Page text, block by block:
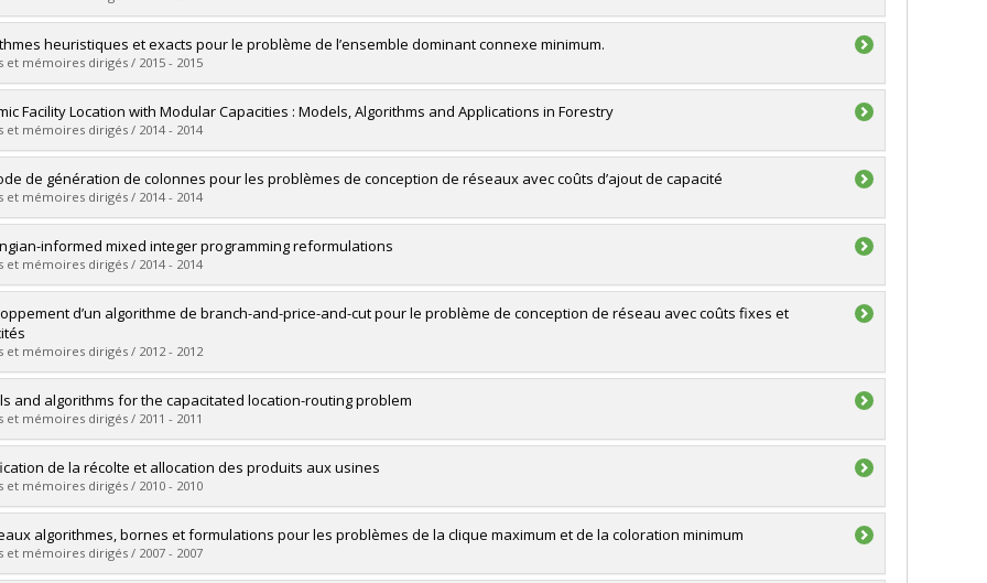
:M. Sc.
le document dans Papyrus
: Klok, Zacharie-Francis
Master's
:M. Sc.
le document dans Papyrus
heuristiques et exacts pour le problème de l’ensemble dominant connexe minimum.
et mémoires dirigés / 2015 - 2015
:Soualah, Sofiane
Master's
:M. Sc.
le document dans Papyrus
Facility Location with Modular Capacities : Models, Algorithms and Applications in Forestry
et mémoires dirigés / 2014 - 2014
:Jena, Sanjay Dominik
Doctoral
:Ph. D.
le document dans Papyrus
de génération de colonnes pour les problèmes de conception de réseaux avec coûts d’ajout de capacité
et mémoires dirigés / 2014 - 2014
:El Filali, Souhaïla
Master's
:M. Sc.
le document dans Papyrus
informed mixed integer programming reformulations
et mémoires dirigés / 2014 - 2014
:Khuong, Paul Virak
Doctoral
:Ph. D.
le document dans Papyrus
d’un algorithme de branch-and-price-and-cut pour le problème de conception de réseau avec coûts fixes et
et mémoires dirigés / 2012 - 2012
: Larose, Mathieu
Master's
:M. Sc.
le document dans Papyrus
and algorithms for the capacitated location-routing problem
et mémoires dirigés / 2011 - 2011
:Contardo, Claudio
Doctoral
:Ph. D.
le document dans Papyrus
de la récolte et allocation des produits aux usines
et mémoires dirigés / 2010 - 2010
:Gemieux, Géraldine
Master's
:M. Sc.
algorithmes, bornes et formulations pour les problèmes de la clique maximum et de la coloration minimum
et mémoires dirigés / 2007 - 2007